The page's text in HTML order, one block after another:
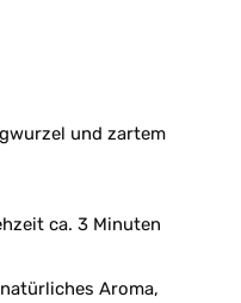
und zartem
ca. 3 Minuten
Aroma,